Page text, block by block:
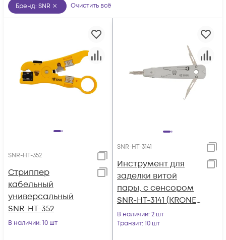
Бренд: SNR Очистить всё
SNR-HT-352
Стриппер
кабельный
универсальный
SNR-HT-352
В наличии: 10 шт
SNR-HT-3141
Инструмент для
заделки витой
пары, с сенсором
SNR-HT-3141 (KRONE-
TOOL)
В наличии: 2 шт
Транзит: 10 шт